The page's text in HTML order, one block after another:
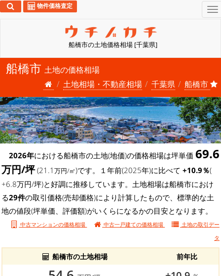
船橋市の土地価格相場 [千葉県]
物件価格査定
船橋市 土地の価格相場
土地相場・不動産相場
千葉県 船橋市
2026年における船橋市の土地(地価)の価格相場は坪単価 69.6
万円/坪(21.1 万円/㎡)です。１年前(2025年)に比べて +10.9％(
+6.8万円/坪)と好調に推移しています。土地相場は船橋市におけ
る29件の取引価格(売却価格)により計算したもので、標準的な土
地の値段(坪単価、評価額)がいくらになるかの目安となります。
中古マンションの価格相場 中古一戸建ての価格相場 土地の取引デー
タ
船橋市の土地相場 前年比